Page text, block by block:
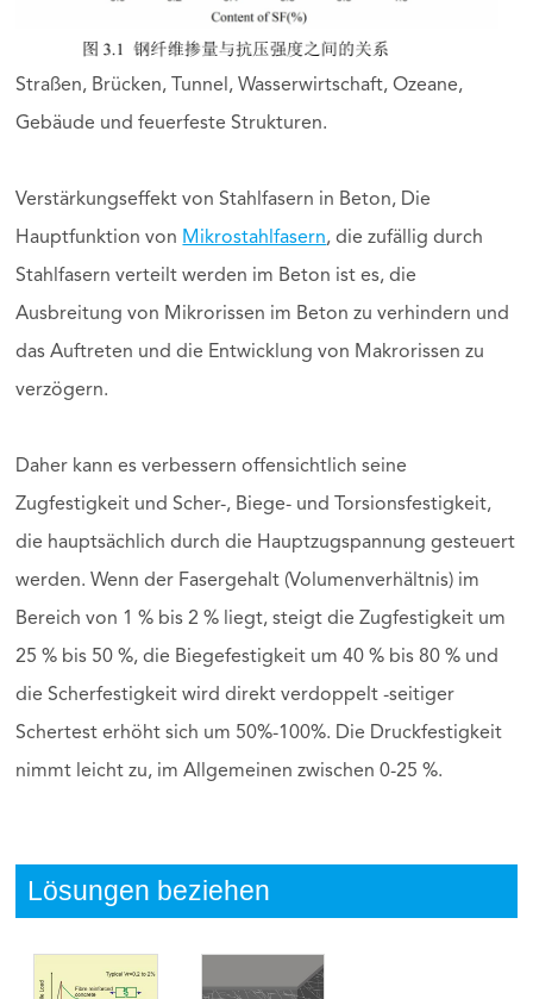
Straßen, Brücken, Tunnel, Wasserwirtschaft, Ozeane,
Gebäude und feuerfeste Strukturen.
Verstärkungseffekt von Stahlfasern in Beton, Die
Hauptfunktion von Mikrostahlfasern, die zufällig durch
Stahlfasern verteilt werden im Beton ist es, die
Ausbreitung von Mikrorissen im Beton zu verhindern und
das Auftreten und die Entwicklung von Makrorissen zu
verzögern.
Daher kann es verbessern offensichtlich seine
Zugfestigkeit und Scher-, Biege- und Torsionsfestigkeit,
die hauptsächlich durch die Hauptzugspannung gesteuert
werden. Wenn der Fasergehalt (Volumenverhältnis) im
Bereich von 1 % bis 2 % liegt, steigt die Zugfestigkeit um
25 % bis 50 %, die Biegefestigkeit um 40 % bis 80 % und
die Scherfestigkeit wird direkt verdoppelt -seitiger
Schertest erhöht sich um 50%-100%. Die Druckfestigkeit
nimmt leicht zu, im Allgemeinen zwischen 0-25 %.
Lösungen beziehen